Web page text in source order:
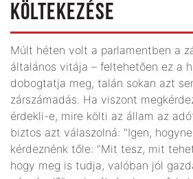
KÖLTEKEZÉSE
Múlt héten volt a parlamentben a
általános vitája – feltehetően ez a
dobogtatja meg, talán sokan azt
zárszámadás. Ha viszont
érdekli-e, mire költi az állam az
biztos azt válaszolná: "Igen,
kérdeznénk tőle: "Mit tesz, mit
hogy meg is tudja, valóban jól